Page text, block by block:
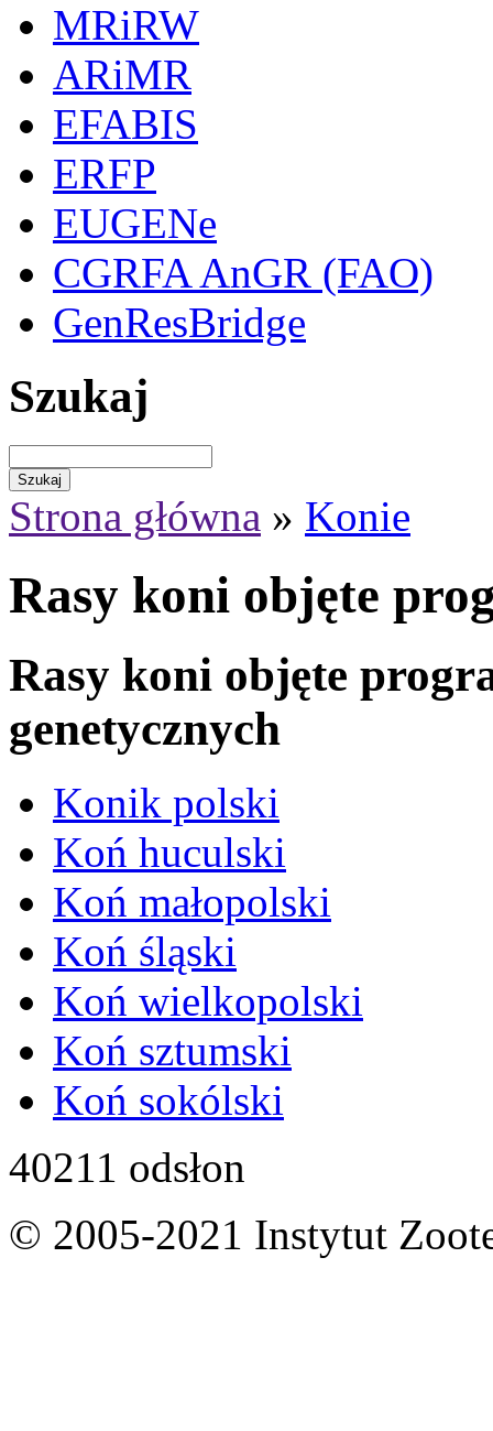
MRiRW
ARiMR
EFABIS
ERFP
EUGENe
CGRFA AnGR (FAO)
GenResBridge
Szukaj
Strona główna » Konie
Rasy koni objęte
Rasy koni objęte
genetycznych
Konik polski
Koń huculski
Koń małopolski
Koń śląski
Koń wielkopolski
Koń sztumski
Koń sokólski
40211 odsłon
© 2005-2021 Instytut